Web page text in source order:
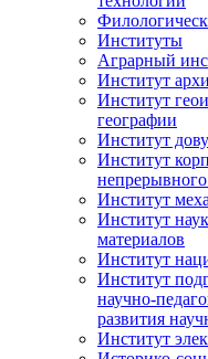
Институты
Аграрный
Институт
Институт
географии
Институт
Институт
Институт
Институт
материалов
Институт
Институт
научно-
развития
Институт